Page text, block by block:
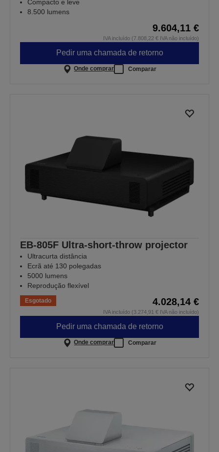
Compacto e leve
8.500 lumens
9.604,11 €
IVA incluído (7.808,22 € IVA não incluído)
Pedir uma chamada de retorno
Onde comprar Comparar
EB-805F Ultra-short-throw projector
Ultracurta distância
Ecrã até 130 polegadas
5000 lumens
Reprodução flexível
Esgotado 4.028,14 €
IVA incluído (3.274,91 € IVA não incluído)
Pedir uma chamada de retorno
Onde comprar Comparar